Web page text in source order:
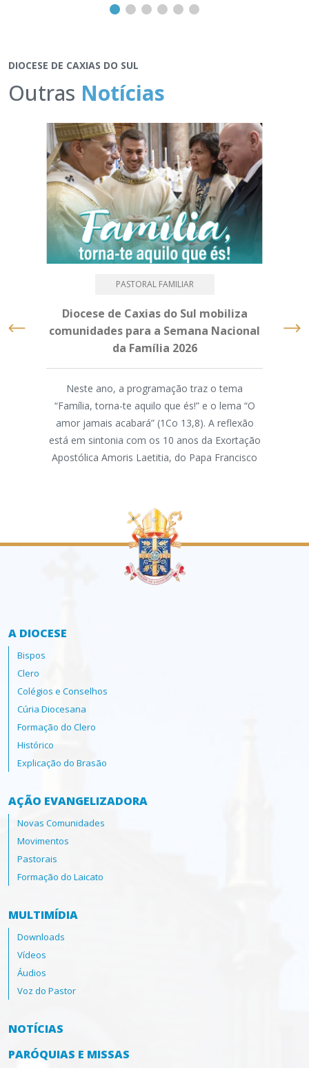
DIOCESE DE CAXIAS DO SUL
Outras Notícias
PASTORAL FAMILIAR
Diocese de Caxias do Sul mobiliza
comunidades para a Semana Nacional
da Família 2026
Neste ano, a programação traz o tema
“Família, torna-te aquilo que és!” e o lema “O
amor jamais acabará” (1Co 13,8). A reflexão
está em sintonia com os 10 anos da Exortação
Apostólica Amoris Laetitia, do Papa Francisco
A DIOCESE
Bispos
Clero
Colégios e Conselhos
Cúria Diocesana
Formação do Clero
Histórico
Explicação do Brasão
AÇÃO EVANGELIZADORA
Novas Comunidades
Movimentos
Pastorais
Formação do Laicato
MULTIMÍDIA
Downloads
Vídeos
Áudios
Voz do Pastor
NOTÍCIAS
PARÓQUIAS E MISSAS